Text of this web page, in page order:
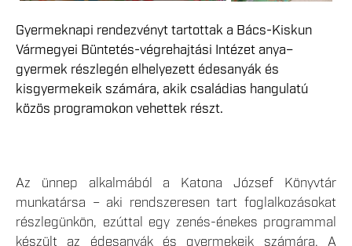
Gyermeknapi rendezvényt tartottak a Bács-Kiskun
Vármegyei Büntetés-végrehajtási Intézet anya–
gyermek részlegén elhelyezett édesanyák és
kisgyermekeik számára, akik családias hangulatú
közös programokon vehettek részt.
Az ünnep alkalmából a Katona József Könyvtár
munkatársa – aki rendszeresen tart foglalkozásokat
részlegünkön, ezúttal egy zenés-énekes programmal
készült az édesanyák és gyermekeik számára. A